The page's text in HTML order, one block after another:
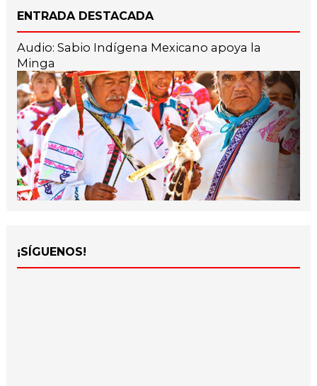
ENTRADA DESTACADA
Audio: Sabio Indígena Mexicano apoya la
Minga
¡SÍGUENOS!